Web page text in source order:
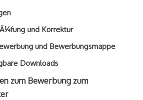
und Korrektur
und Bewerbungsmappe
Downloads
zum Bewerbung zum